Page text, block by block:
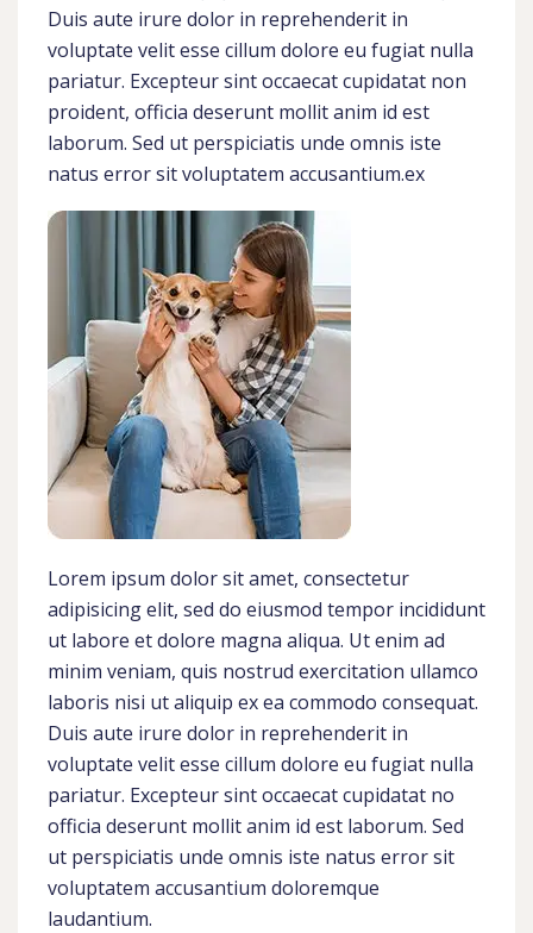
Duis aute irure dolor in reprehenderit in
voluptate velit esse cillum dolore eu fugiat nulla
pariatur. Excepteur sint occaecat cupidatat non
proident, officia deserunt mollit anim id est
laborum. Sed ut perspiciatis unde omnis iste
natus error sit voluptatem accusantium.ex
Lorem ipsum dolor sit amet, consectetur
adipisicing elit, sed do eiusmod tempor incididunt
ut labore et dolore magna aliqua. Ut enim ad
minim veniam, quis nostrud exercitation ullamco
laboris nisi ut aliquip ex ea commodo consequat.
Duis aute irure dolor in reprehenderit in
voluptate velit esse cillum dolore eu fugiat nulla
pariatur. Excepteur sint occaecat cupidatat no
officia deserunt mollit anim id est laborum. Sed
ut perspiciatis unde omnis iste natus error sit
voluptatem accusantium doloremque
laudantium.